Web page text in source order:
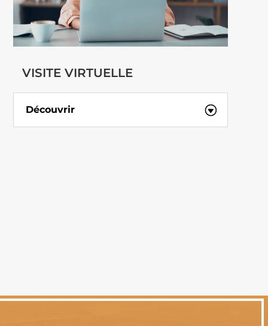
VISITE VIRTUELLE
Découvrir